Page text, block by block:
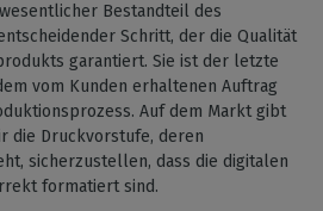
Bestandteil des
Schritt, der die Qualität
garantiert. Sie ist der letzte
vom Kunden erhaltenen Auftrag
Auf dem Markt gibt
die Druckvorstufe, deren
sicherzustellen, dass die digitalen
formatiert sind.